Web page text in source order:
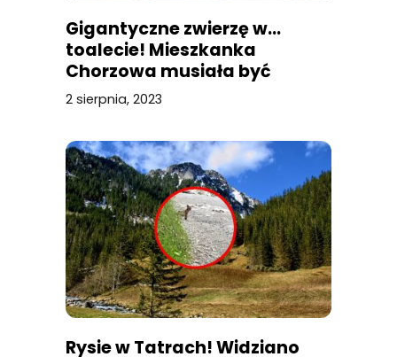
Gigantyczne zwierzę w…
toalecie! Mieszkanka
Chorzowa musiała być
przerażona
2 sierpnia, 2023
Rysie w Tatrach! Widziano